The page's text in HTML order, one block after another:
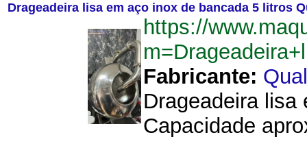
Drageadeira lisa em aço inox de bancada 5 litros
https://
Fabricante:
Drageadeira
Capacidade